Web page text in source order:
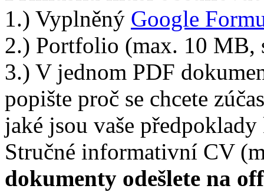
1.) Vyplněný Google
2.) Portfolio (max. 10 MB,
3.) V jednom PDF
popište proč se chcete
jaké jsou vaše
Stručné informativní CV
dokumenty odešlete na